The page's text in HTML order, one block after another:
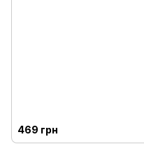
469 грн